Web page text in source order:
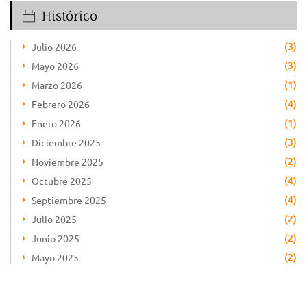
Histórico
Julio 2026 (3)
Mayo 2026 (3)
Marzo 2026 (1)
Febrero 2026 (4)
Enero 2026 (1)
Diciembre 2025 (3)
Noviembre 2025 (2)
Octubre 2025 (4)
Septiembre 2025 (4)
Julio 2025 (2)
Junio 2025 (2)
Mayo 2025 (2)